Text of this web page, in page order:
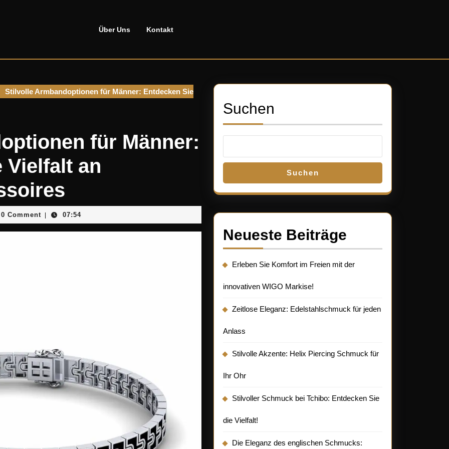
Über Uns Kontakt
Stilvolle Armbandoptionen für Männer: Entdecken Sie
für Männer:
Vielfalt an
0 Comment 07:54
Suchen
Suchen
Neueste Beiträge
Erleben Sie Komfort im Freien mit der
innovativen WIGO Markise!
Zeitlose Eleganz: Edelstahlschmuck für jeden
Anlass
Stilvolle Akzente: Helix Piercing Schmuck für
Ihr Ohr
Stilvoller Schmuck bei Tchibo: Entdecken Sie
die Vielfalt!
Die Eleganz des englischen Schmucks: